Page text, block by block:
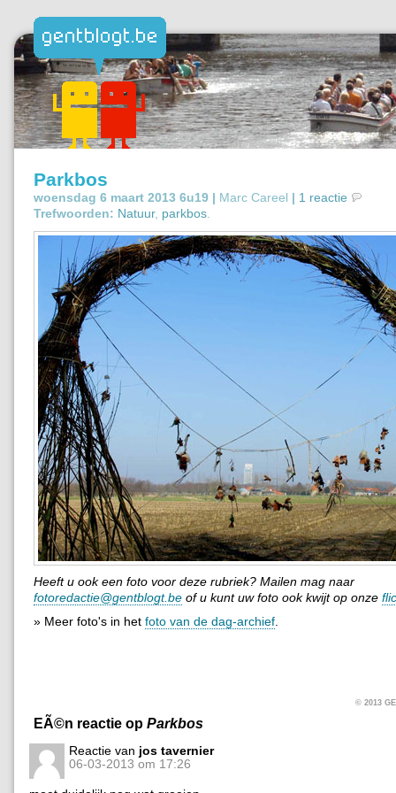
Parkbos
woensdag 6 maart 2013 6u19 | Marc Careel | 1 reactie
Trefwoorden: Natuur, parkbos
Heeft u ook een foto voor deze rubriek? Mailen mag naar
fotoredactie@gentblogt.be of u kunt uw foto ook kwijt op onze
» Meer foto's in het foto van de dag-archief
© 2013
EÃ©n reactie op Parkbos
Reactie van jos tavernier
06-03-2013 om 17:26